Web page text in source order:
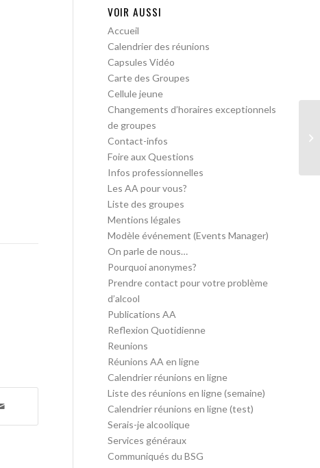
VOIR AUSSI
Accueil
Calendrier des réunions
Capsules Vidéo
Carte des Groupes
Cellule jeune
Changements d’horaires exceptionnels
de groupes
Contact-infos
Foire aux Questions
Infos professionnelles
Les AA pour vous?
Liste des groupes
Mentions légales
Modèle événement (Events Manager)
On parle de nous…
Pourquoi anonymes?
Prendre contact pour votre problème
d’alcool
Publications AA
Reflexion Quotidienne
Reunions
Réunions AA en ligne
Calendrier réunions en ligne
Liste des réunions en ligne (semaine)
Calendrier réunions en ligne (test)
Serais-je alcoolique
Services généraux
Communiqués du BSG